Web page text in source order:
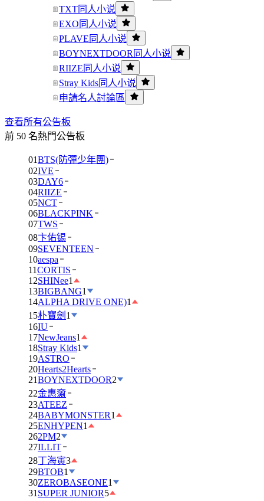
TXT同人小说
EXO同人小说
PLAVE同人小说
BOYNEXTDOOR同人小说
RIIZE同人小说
Stray Kids同人小说
申請名人討論區
查看所有公告板
前 50 名熱門公告板
01BTS(防彈少年團)
02IVE
03DAY6
04RIIZE
05NCT
06BLACKPINK
07TWS
08卞佑锡
09SEVENTEEN
10aespa
11CORTIS
12SHINee1
13BIGBANG1
14ALPHA DRIVE ONE)1
15朴寶劍 1
16IU
17NewJeans1
18Stray Kids1
19ASTRO
20Hearts2Hearts
21BOYNEXTDOOR2
22金惠奫
23ATEEZ
24BABYMONSTER1
25ENHYPEN1
262PM2
27ILLIT
28丁海寅3
29BTOB1
30ZEROBASEONE1
31 SUPER JUNIOR5